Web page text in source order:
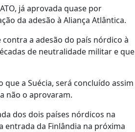
já aprovada quase por
da adesão à Aliança Atlântica.
a adesão do país nórdico à
de neutralidade militar e que
a Suécia, será concluído assim
não o aprovaram.
dos dois países nórdicos na
entrada da Finlândia na próxima